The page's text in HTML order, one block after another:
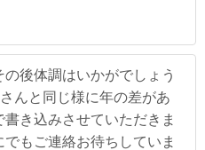
後体調はいかがでしょう
んと同じ様に年の差があ
き込みさせていただきま
もご連絡お待ちしていま